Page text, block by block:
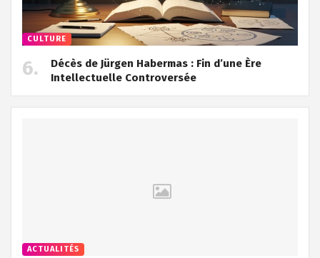
CULTURE
Décès de Jürgen Habermas : Fin d’une Ère
Intellectuelle Controversée
ACTUALITÉS